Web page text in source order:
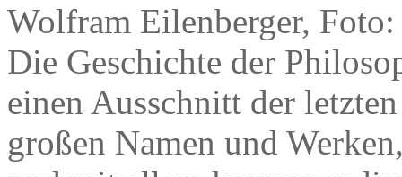
Wolfram Eilenberger,
Die Geschichte der
einen Ausschnitt der
großen Namen und